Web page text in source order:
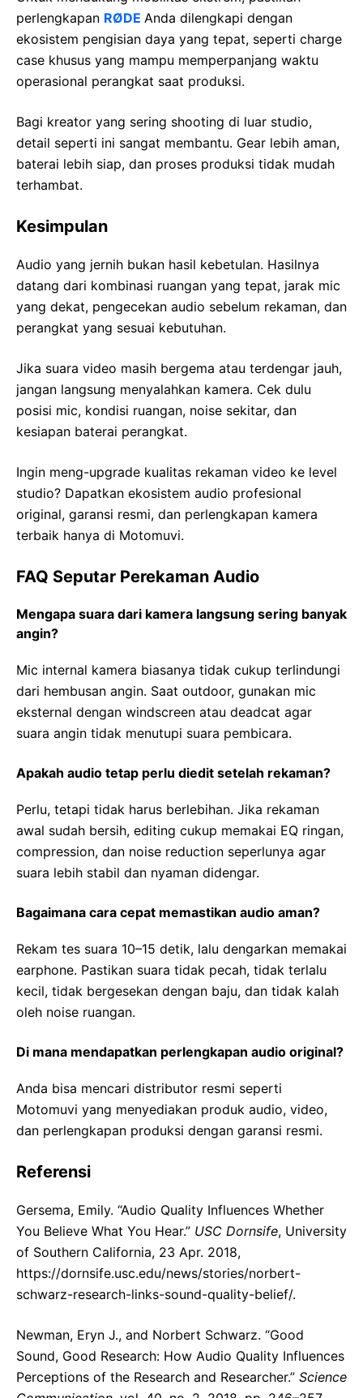
perlengkapan RØDE Anda dilengkapi dengan
ekosistem pengisian daya yang tepat, seperti charge
case khusus yang mampu memperpanjang waktu
operasional perangkat saat produksi.
Bagi kreator yang sering shooting di luar studio,
detail seperti ini sangat membantu. Gear lebih aman,
baterai lebih siap, dan proses produksi tidak mudah
terhambat.
Kesimpulan
Audio yang jernih bukan hasil kebetulan. Hasilnya
datang dari kombinasi ruangan yang tepat, jarak mic
yang dekat, pengecekan audio sebelum rekaman, dan
perangkat yang sesuai kebutuhan.
Jika suara video masih bergema atau terdengar jauh,
jangan langsung menyalahkan kamera. Cek dulu
posisi mic, kondisi ruangan, noise sekitar, dan
kesiapan baterai perangkat.
Ingin meng-upgrade kualitas rekaman video ke level
studio? Dapatkan ekosistem audio profesional
original, garansi resmi, dan perlengkapan kamera
terbaik hanya di Motomuvi.
FAQ Seputar Perekaman Audio
Mengapa suara dari kamera langsung sering banyak
angin?
Mic internal kamera biasanya tidak cukup terlindungi
dari hembusan angin. Saat outdoor, gunakan mic
eksternal dengan windscreen atau deadcat agar
suara angin tidak menutupi suara pembicara.
Apakah audio tetap perlu diedit setelah rekaman?
Perlu, tetapi tidak harus berlebihan. Jika rekaman
awal sudah bersih, editing cukup memakai EQ ringan,
compression, dan noise reduction seperlunya agar
suara lebih stabil dan nyaman didengar.
Bagaimana cara cepat memastikan audio aman?
Rekam tes suara 10–15 detik, lalu dengarkan memakai
earphone. Pastikan suara tidak pecah, tidak terlalu
kecil, tidak bergesekan dengan baju, dan tidak kalah
oleh noise ruangan.
Di mana mendapatkan perlengkapan audio original?
Anda bisa mencari distributor resmi seperti
Motomuvi yang menyediakan produk audio, video,
dan perlengkapan produksi dengan garansi resmi.
Referensi
Gersema, Emily. “Audio Quality Influences Whether
You Believe What You Hear.” USC Dornsife, University
of Southern California, 23 Apr. 2018,
https://dornsife.usc.edu/news/stories/norbert-
schwarz-research-links-sound-quality-belief/.
Newman, Eryn J., and Norbert Schwarz. “Good
Sound, Good Research: How Audio Quality Influences
Perceptions of the Research and Researcher.” Science